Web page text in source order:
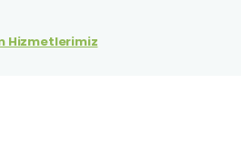
Hizmetlerimiz